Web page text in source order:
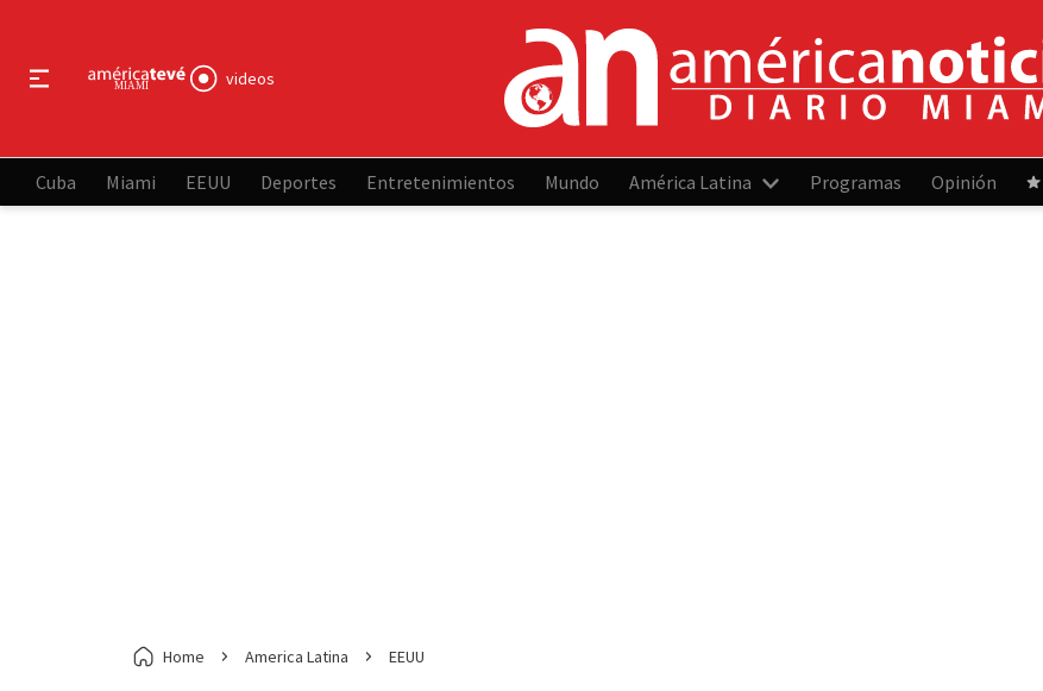
videos
Cuba Miami EEUU Deportes Entretenimientos Mundo América Latina Programas Opinión
Home America Latina EEUU